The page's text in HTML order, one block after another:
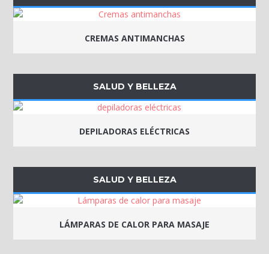
CREMAS ANTIMANCHAS
SALUD Y BELLEZA
DEPILADORAS ELÉCTRICAS
SALUD Y BELLEZA
LÁMPARAS DE CALOR PARA MASAJE